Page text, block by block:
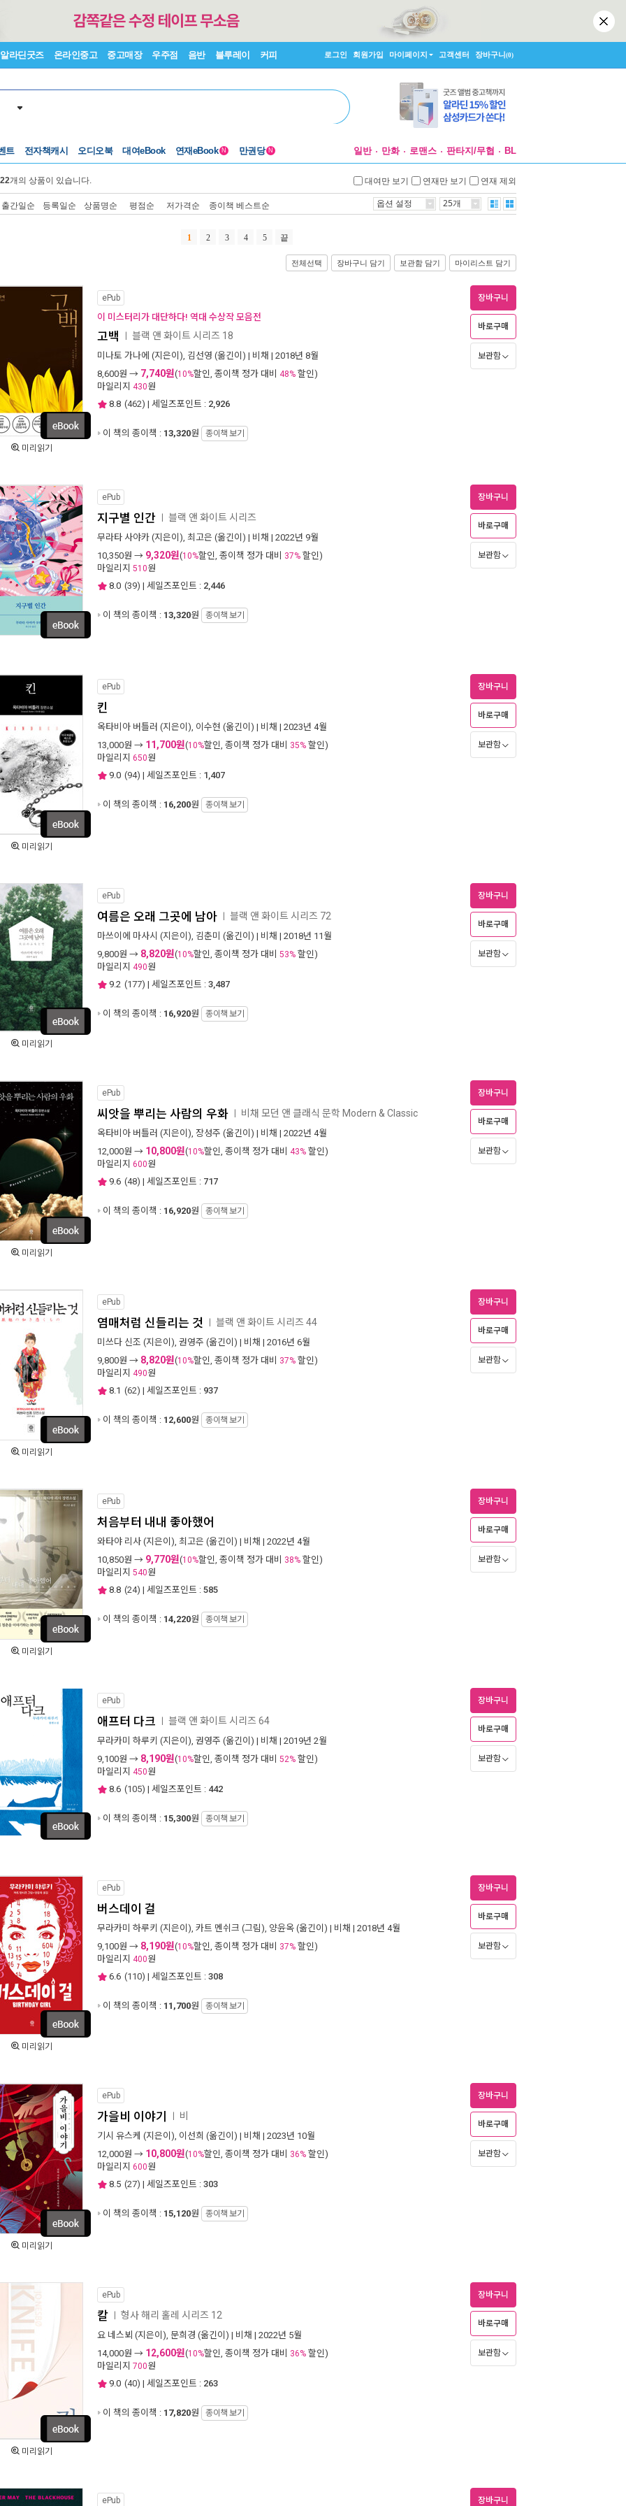
알라딘굿즈 온라인중고 중고매장 우주점 음반 블루레이 커피 로그인 회원가입 마이페이지 고객센터 장바구니(0)
트 전자책캐시 오디오북 대여eBook 연재eBook N 만권당 N 일반 만화 로맨스 판타지/무협 BL
개의 상품이 있습니다. 대여만 보기 연재만 보기 연재 제외
출간일순 등록일순 상품명순 평점순 저가격순 종이책 베스트순 옵션 설정 25개
1 2 3 4 5 끝
전체선택 장바구니 담기 보관함 담기 마이리스트 담기
미리읽기
ePub
이 미스터리가 대단하다! 역대 수상작 모음전
고백 블랙 앤 화이트 시리즈 18
미나토 가나에 (지은이), 김선영 (옮긴이) | 비채 | 2018년 8월
8,600원 → 7,740원(10%할인, 종이책 정가 대비 48% 할인)
마일리지 430원
8.8 (462) | 세일즈포인트 : 2,926
이 책의 종이책 : 13,320원 종이책 보기
장바구니
바로구매
보관함
ePub
지구별 인간 블랙 앤 화이트 시리즈
무라타 사야카 (지은이), 최고은 (옮긴이) | 비채 | 2022년 9월
10,350원 → 9,320원(10%할인, 종이책 정가 대비 37% 할인)
마일리지 510원
8.0 (39) | 세일즈포인트 : 2,446
이 책의 종이책 : 13,320원 종이책 보기
장바구니
바로구매
보관함
미리읽기
ePub
킨
옥타비아 버틀러 (지은이), 이수현 (옮긴이) | 비채 | 2023년 4월
13,000원 → 11,700원(10%할인, 종이책 정가 대비 35% 할인)
마일리지 650원
9.0 (94) | 세일즈포인트 : 1,407
이 책의 종이책 : 16,200원 종이책 보기
장바구니
바로구매
보관함
미리읽기
ePub
여름은 오래 그곳에 남아 블랙 앤 화이트 시리즈 72
마쓰이에 마사시 (지은이), 김춘미 (옮긴이) | 비채 | 2018년 11월
9,800원 → 8,820원(10%할인, 종이책 정가 대비 53% 할인)
마일리지 490원
9.2 (177) | 세일즈포인트 : 3,487
이 책의 종이책 : 16,920원 종이책 보기
장바구니
바로구매
보관함
미리읽기
ePub
씨앗을 뿌리는 사람의 우화 비채 모던 앤 클래식 문학 Modern & Classic
옥타비아 버틀러 (지은이), 장성주 (옮긴이) | 비채 | 2022년 4월
12,000원 → 10,800원(10%할인, 종이책 정가 대비 43% 할인)
마일리지 600원
9.6 (48) | 세일즈포인트 : 717
이 책의 종이책 : 16,920원 종이책 보기
장바구니
바로구매
보관함
미리읽기
ePub
염매처럼 신들리는 것 블랙 앤 화이트 시리즈 44
미쓰다 신조 (지은이), 권영주 (옮긴이) | 비채 | 2016년 6월
9,800원 → 8,820원(10%할인, 종이책 정가 대비 37% 할인)
마일리지 490원
8.1 (62) | 세일즈포인트 : 937
이 책의 종이책 : 12,600원 종이책 보기
장바구니
바로구매
보관함
미리읽기
ePub
처음부터 내내 좋아했어
와타야 리사 (지은이), 최고은 (옮긴이) | 비채 | 2022년 4월
10,850원 → 9,770원(10%할인, 종이책 정가 대비 38% 할인)
마일리지 540원
8.8 (24) | 세일즈포인트 : 585
이 책의 종이책 : 14,220원 종이책 보기
장바구니
바로구매
보관함
ePub
애프터 다크 블랙 앤 화이트 시리즈 64
무라카미 하루키 (지은이), 권영주 (옮긴이) | 비채 | 2019년 2월
9,100원 → 8,190원(10%할인, 종이책 정가 대비 52% 할인)
마일리지 450원
8.6 (105) | 세일즈포인트 : 442
이 책의 종이책 : 15,300원 종이책 보기
장바구니
바로구매
보관함
미리읽기
ePub
버스데이 걸
무라카미 하루키 (지은이), 카트 멘쉬크 (그림), 양윤옥 (옮긴이) | 비채 | 2018년 4월
9,100원 → 8,190원(10%할인, 종이책 정가 대비 37% 할인)
마일리지 400원
6.6 (110) | 세일즈포인트 : 308
이 책의 종이책 : 11,700원 종이책 보기
장바구니
바로구매
보관함
미리읽기
ePub
가을비 이야기 비
기시 유스케 (지은이), 이선희 (옮긴이) | 비채 | 2023년 10월
12,000원 → 10,800원(10%할인, 종이책 정가 대비 36% 할인)
마일리지 600원
8.5 (27) | 세일즈포인트 : 303
이 책의 종이책 : 15,120원 종이책 보기
장바구니
바로구매
보관함
미리읽기
ePub
칼 형사 해리 홀레 시리즈 12
요 네스뵈 (지은이), 문희경 (옮긴이) | 비채 | 2022년 5월
14,000원 → 12,600원(10%할인, 종이책 정가 대비 36% 할인)
마일리지 700원
9.0 (40) | 세일즈포인트 : 263
이 책의 종이책 : 17,820원 종이책 보기
장바구니
바로구매
보관함
ePub 장바구니